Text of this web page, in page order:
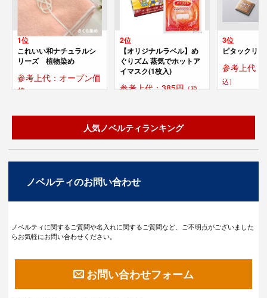
1位
これいい和ナチュラルシ
リーズ 植物染め
参考上代：オープン価
格
2位
【オリジナルラベル】め
ぐりズム 蒸気でホットア
イマスク(1枚入)
参考上代：385円［税
3位
ピタックリ
参考上代：
込］
人気ノベルティランキング
ノベルティのお問い合わせ
ノベルティに関するご質問や名入れに関するご質問など、ご不明点がございました
らお気軽にお問い合わせください。
お問い合わせフォーム